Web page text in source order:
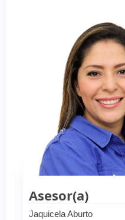
Asesor(a)
Jaquicela Aburto